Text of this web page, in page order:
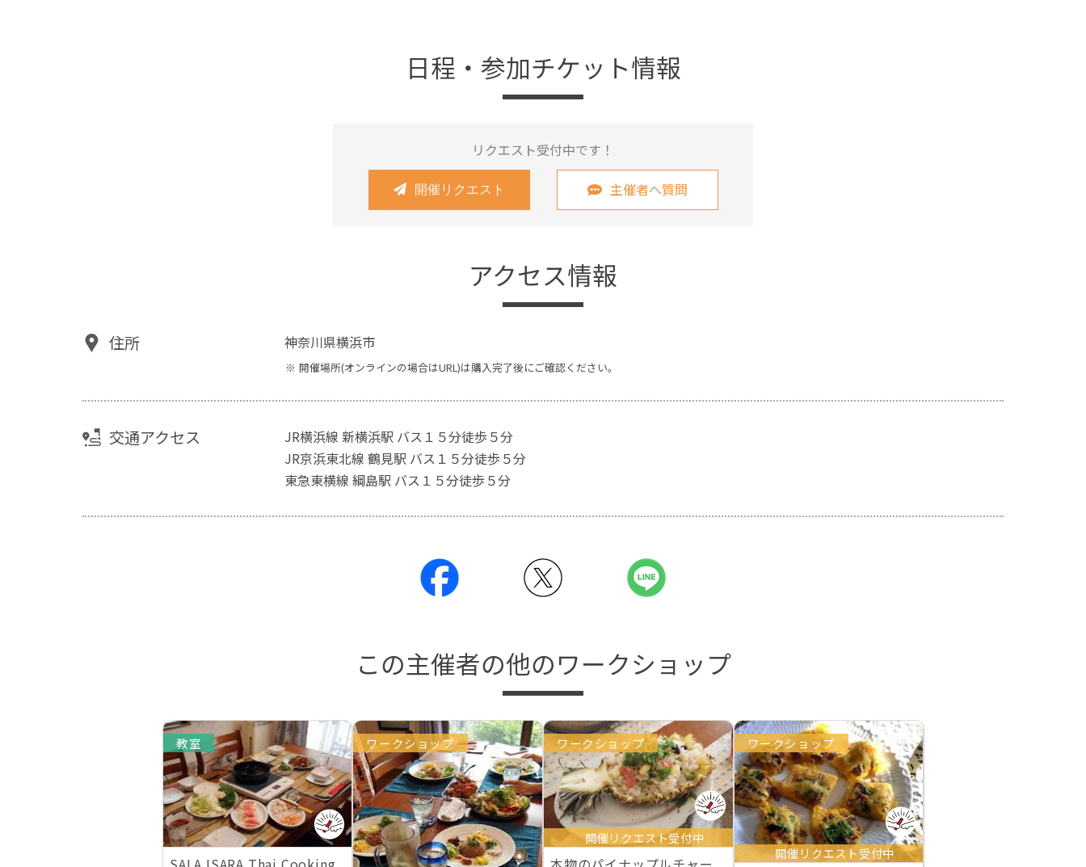
日程・参加チケット情報
リクエスト受付中です！
開催リクエスト 主催者へ質問
アクセス情報
住所 神奈川県横浜市
開催場所(オンラインの場合はURL)は購入完了後にご確認ください。
交通アクセス
JR横浜線 新横浜駅 バス１５分徒歩５分
JR京浜東北線 鶴見駅 バス１５分徒歩５分
東急東横線 綱島駅 バス１５分徒歩５分
この主催者の他のワークショップ
教室 ワークショップ ワークショップ
開催リクエスト受付中
ワークショップ
開催リクエスト受付中